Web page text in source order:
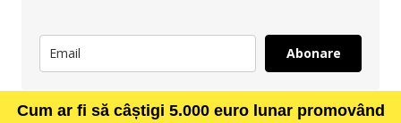
Abonare
Cum ar fi să câștigi 5.000 euro lunar promovând